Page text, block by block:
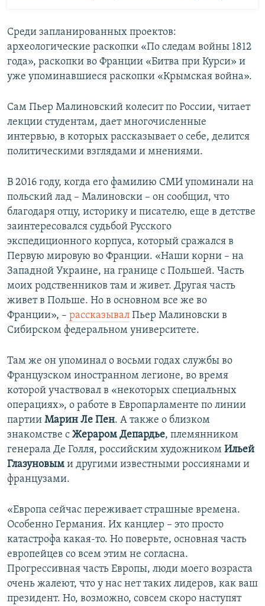
Среди запланированных проектов:
археологические раскопки «По следам войны 1812
года», раскопки во Франции «Битва при Курси» и
уже упоминавшиеся раскопки «Крымская война».
Сам Пьер Малиновский колесит по России, читает
лекции студентам, дает многочисленные
интервью, в которых рассказывает о себе, делится
политическими взглядами и мнениями.
В 2016 году, когда его фамилию СМИ упоминали на
польский лад – Малиновски – он сообщил, что
благодаря отцу, историку и писателю, еще в детстве
заинтересовался судьбой Русского
экспедиционного корпуса, который сражался в
Первую мировую во Франции. «Наши корни – на
Западной Украине, на границе с Польшей. Часть
моих родственников там и живет. Другая часть
живет в Польше. Но в основном все же во
Франции», – рассказывал Пьер Малиновски в
Сибирском федеральном университете.
Там же он упоминал о восьми годах службы во
Французском иностранном легионе, во время
которой участвовал в «некоторых специальных
операциях», о работе в Европарламенте по линии
партии Марин Ле Пен. А также о близком
знакомстве с Жераром Депардье, племянником
генерала Де Голля, российским художником Ильей
Глазуновым и другими известными россиянами и
французами.
«Европа сейчас переживает страшные времена.
Особенно Германия. Их канцлер – это просто
катастрофа какая-то. Но поверьте, основная часть
европейцев со всем этим не согласна.
Прогрессивная часть Европы, люди моего возраста
очень жалеют, что у нас нет таких лидеров, как ваш
президент. Но, возможно, совсем скоро наступят